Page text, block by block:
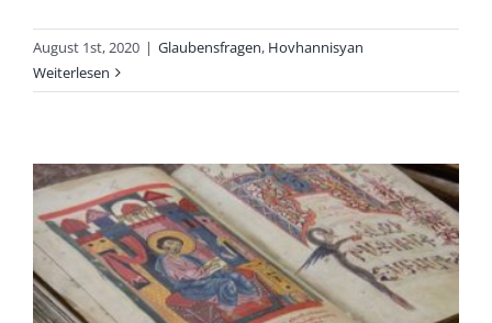
August 1st, 2020 | Glaubensfragen, Hovhannisyan
Weiterlesen